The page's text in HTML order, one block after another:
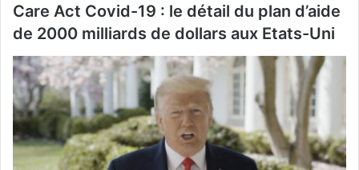
Care Act Covid-19 : le détail du plan d’aide
de 2000 milliards de dollars aux Etats-Uni